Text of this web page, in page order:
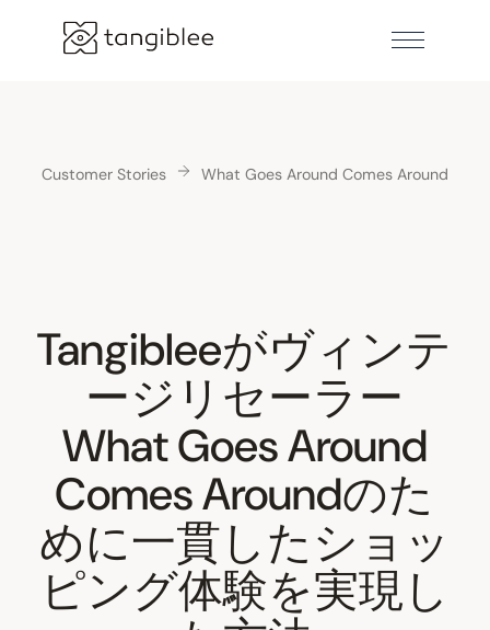
Customer Stories What Goes Around Comes Around
Tangibleeがヴィンテ
ージリセーラー
What Goes Around
Comes Aroundのた
めに一貫したショッ
ピング体験を実現し